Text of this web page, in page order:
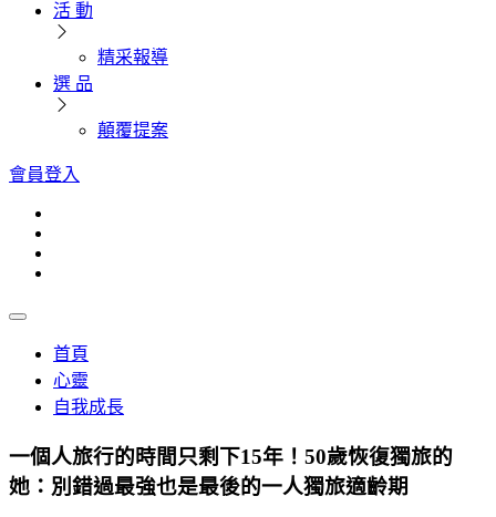
活 動
精采報導
選 品
顛覆提案
會員登入
首頁
心靈
自我成長
一個人旅行的時間只剩下15年！50歲恢復獨旅的
她：別錯過最強也是最後的一人獨旅適齡期